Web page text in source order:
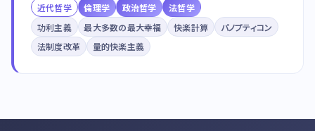
近代哲学 倫理学 政治哲学
法哲学
功利主義
最大多数の最大幸福 快楽計算
パノプティコン
法制度改革
量的快楽主義